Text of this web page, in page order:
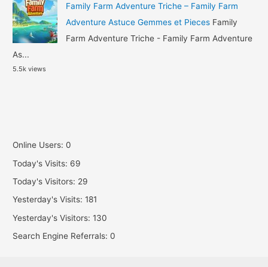
Family Farm Adventure Triche – Family Farm
Adventure Astuce Gemmes et Pieces Family
Farm Adventure Triche - Family Farm Adventure
As...
5.5k views
Online Users:0
Today's Visits: 69
Today's Visitors: 29
Yesterday's Visits:181
Yesterday's Visitors:130
Search Engine Referrals:0